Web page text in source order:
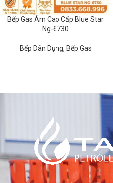
Bếp Gas Âm Cao Cấp Blue Star
Ng-6730
Bếp Dân Dụng, Bếp Gas